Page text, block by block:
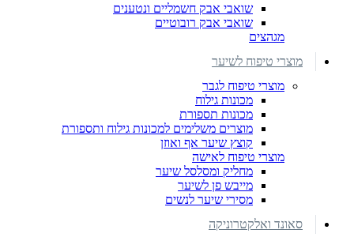
שואבי אבק חשמליים ונטענים
שואבי אבק רובוטיים
מגהצים
מוצרי טיפוח לשיער
מוצרי טיפוח לגבר
מכונות גילוח
מכונות תספורת
מוצרים משלימים למכונות גילוח ותספורת
קוצץ שיער אף ואוזן
מוצרי טיפוח לאישה
מחליק ומסלסל שיער
מייבש פן לשיער
מסירי שיער לנשים
סאונד ואלקטרוניקה